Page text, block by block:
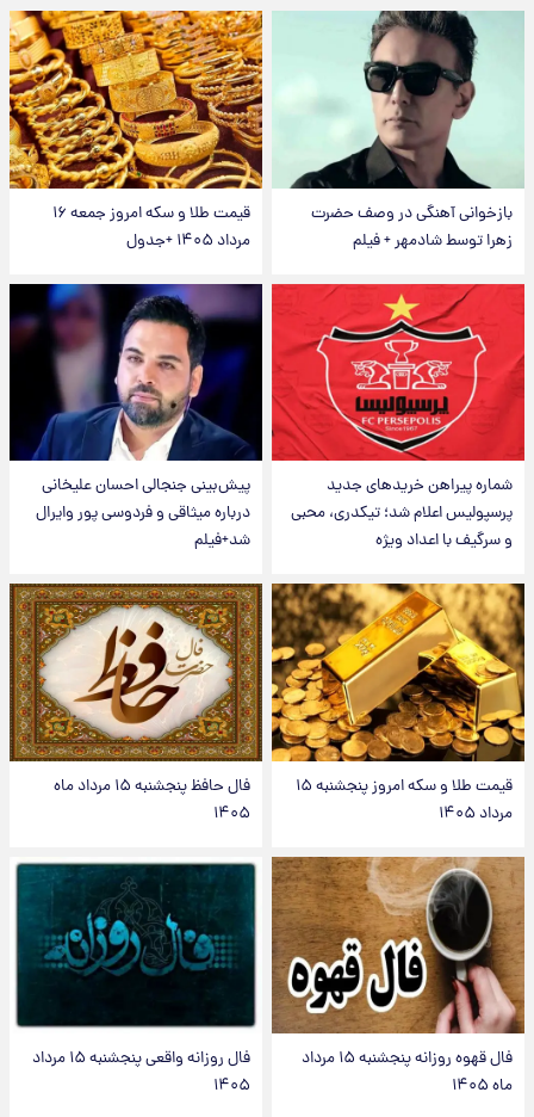
بازخوانی آهنگی در وصف حضرت
زهرا توسط شادمهر + فیلم
قیمت طلا و سکه امروز جمعه ۱۶
مرداد ۱۴۰۵ +جدول
شماره پیراهن خریدهای جدید
پرسپولیس اعلام شد؛ تیکدری، محبی
و سرگیف با اعداد ویژه
پیش‌بینی جنجالی احسان علیخانی
درباره میثاقی و فردوسی پور وایرال
شد+فیلم
قیمت طلا و سکه امروز پنجشنبه ۱۵
مرداد ۱۴۰۵
فال حافظ پنجشنبه ۱۵ مرداد ماه
۱۴۰۵
فال قهوه روزانه پنجشنبه ۱۵ مرداد
ماه ۱۴۰۵
فال روزانه واقعی پنجشنبه ۱۵ مرداد
۱۴۰۵